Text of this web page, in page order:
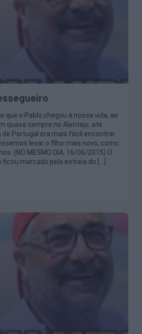
que o Pablo chegou à nossa vida, as
quase sempre no Alentejo, até
de Portugal era mais fácil encontrar
levar o filho mais novo, como
(NO MESMO DIA, 16/06/2015) O
ficou marcado pela estreia do […]